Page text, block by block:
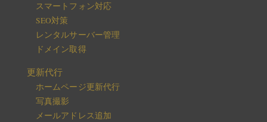
スマートフォン対応
SEO対策
レンタルサーバー管理
ドメイン取得
更新代行
ホームページ更新代行
写真撮影
メールアドレス追加